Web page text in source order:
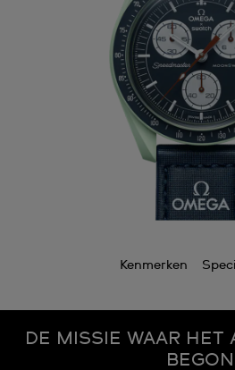
Kenmerken
DE MISSIE WAAR HET
BEGON